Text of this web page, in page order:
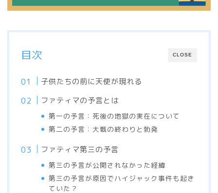
CLOSE
目次
子供たちの前に天使が現れる
ファティマの予言とは
第一の予言：死後の地獄の実在について
第二の予言：大戦の終わりと勃発
ファティマ第三の予言
第三の予言が公開されなかった経緯
第三の予言が原因でハイジャック事件も起き
ていた？